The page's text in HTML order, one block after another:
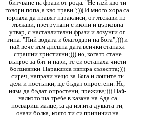
битуване на фрази от рода: "Не глей кво ти
говори попа, а кво прави";))) И много хора са
юрнаха да правят параклиси, от лъскави по-
лъскави, претрупани с икони и църковна
утвар, с наставлителни фрази и лозунги от
типа: "Пий водата и благодари на Бога";))) и
най-вече към днешна дата всички станаха
страшни християни;))) но, когато стане
въпрос за бит и пари, те си останаха чисти
болшевики. Параклиса изпира съвестта;)))
сиреч, направи нещо за Бога и лошите ти
дела и постъпки, ще бъдат опростени. Не,
няма да бъдат опростени, преживе;))) Най-
малкото ша требе в казана на Ада са
посвариш малце, за да изпита душата ти,
онази болка, която ти си причинил на